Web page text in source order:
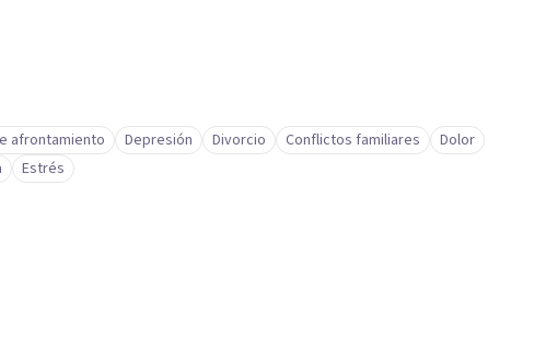
afrontamiento Depresión Divorcio Conflictos familiares
Dolor
Estrés